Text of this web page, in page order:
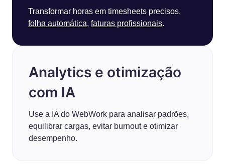
Transformar horas em timesheets precisos,
folha automática, faturas profissionais.
Analytics e otimização
com IA
Use a IA do WebWork para analisar padrões,
equilibrar cargas, evitar burnout e otimizar
desempenho.